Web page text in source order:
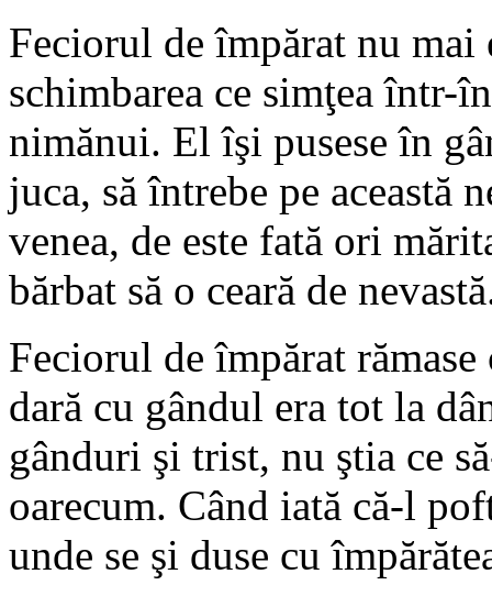
Feciorul de împărat nu mai
schimbarea ce simţea într-
nimănui. El îşi pusese în
juca, să întrebe pe această
venea, de este fată ori
bărbat să o ceară de
Feciorul de împărat rămase
dară cu gândul era tot la
gânduri şi trist, nu ştia ce
oarecum. Când iată că-l
unde se şi duse cu